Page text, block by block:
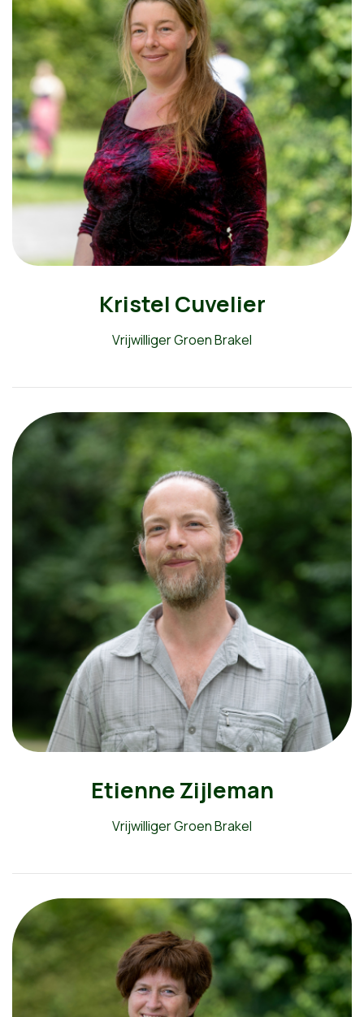
Kristel Cuvelier
Vrijwilliger Groen Brakel
Etienne Zijleman
Vrijwilliger Groen Brakel